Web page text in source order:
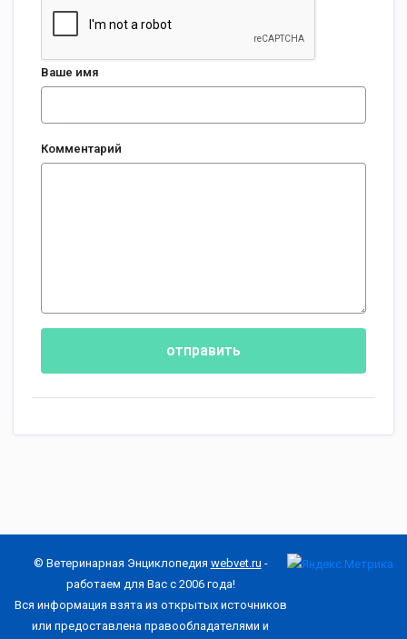
Ваше имя
Комментарий
отправить
© Ветеринарная Энциклопедия webvet.ru -
работаем для Вас с 2006 года!
Вся информация взята из открытых источников
или предоставлена правообладателями и